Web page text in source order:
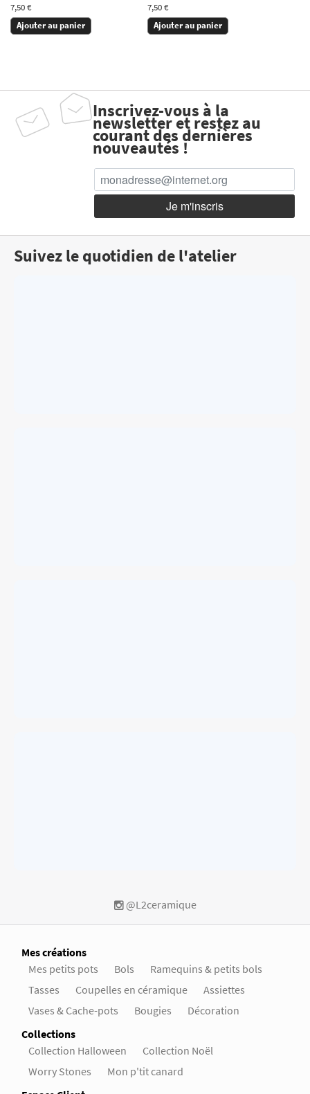
7,50 €
Ajouter au panier
7,50 €
Ajouter au panier
Inscrivez-vous à la
newsletter et restez au
courant des dernières
nouveautés !
Suivez le quotidien de l'atelier
@L2ceramique
Mes créations
Mes petits pots
Bols
Ramequins & petits bols
Tasses
Coupelles en céramique
Assiettes
Vases & Cache-pots
Bougies
Décoration
Collections
Collection Halloween
Collection Noël
Worry Stones
Mon p'tit canard